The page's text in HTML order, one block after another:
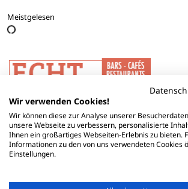
Meistgelesen
Wir verwenden Cookies!
Wir können diese zur Analyse unserer
unsere Webseite zu verbessern, personalisierte
Ihnen ein großartiges Webseiten-Erlebnis zu bieten.
Informationen zu den von uns verwendeten Cookies
Einstellungen.